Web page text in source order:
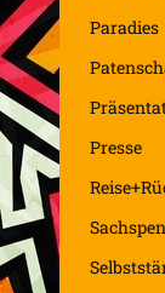
Paradies
Presse